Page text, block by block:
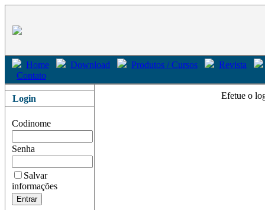
Home Download Produtos / Cursos
Revista
Contato
Login
Codinome
Senha
Salvar
informações
Efetue o